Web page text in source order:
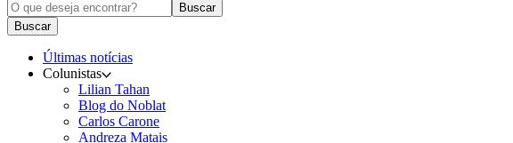
Buscar
Buscar
Últimas notícias
Colunistas
Lilian Tahan
Blog do Noblat
Carlos Carone
Andreza Matais